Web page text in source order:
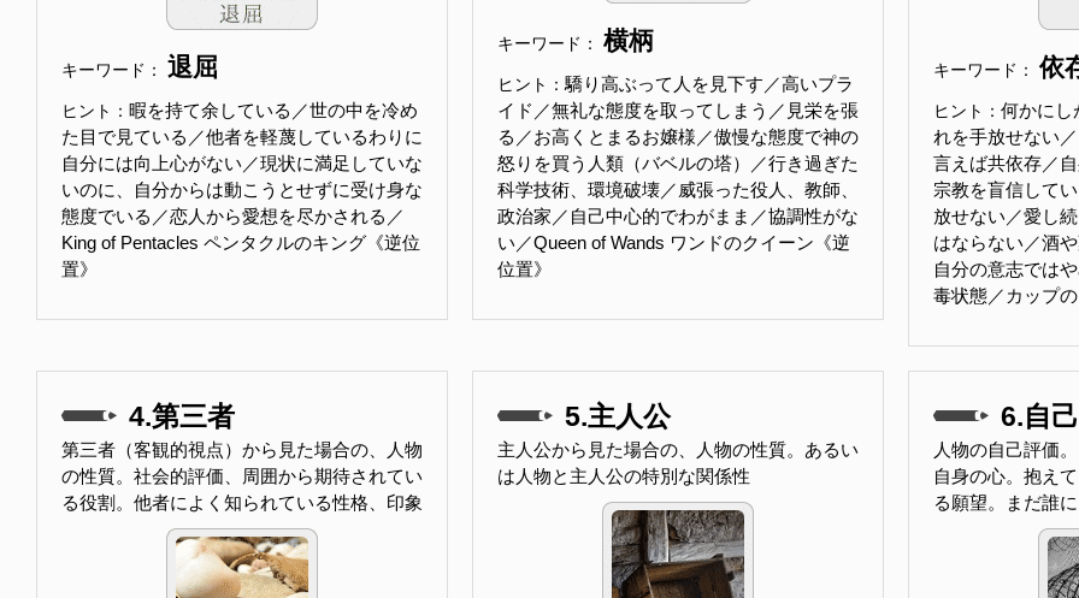
キーワード： 退屈
ヒント： 暇を持て余している／世の中を冷め
た目で見ている／他者を軽蔑しているわりに
自分には向上心がない／現状に満足していな
いのに、自分からは動こうとせずに受け身な
態度でいる／恋人から愛想を尽かされる／
King of Pentacles ペンタクルのキング《逆位
置》
キーワード： 横柄
ヒント：驕り高ぶって人を見下す／高いプラ
イド／無礼な態度を取ってしまう／見栄を張
る／お高くとまるお嬢様／傲慢な態度で神の
怒りを買う人類（バベルの塔）／行き過ぎた
科学技術、環境破壊／威張った役人、教師、
政治家／自己中心的でわがまま／協調性がな
い／Queen of Wands ワンドのクイーン《逆
位置》
キーワード： 依
ヒント： 何かにし
れを手放せない
言えば共依存／
宗教を盲信して
放せない／愛し
はならない／酒
自分の意志では
毒状態／カップ
4.第三者
第三者（客観的視点）から見た場合の、人物
の性質。社会的評価、周囲から期待されてい
る役割。他者によく知られている性格、印象
5.主人公
主人公から見た場合の、人物の性質。あるい
は人物と主人公の特別な関係性
6.自己
人物の自己評価
自身の心。抱え
る願望。まだ誰